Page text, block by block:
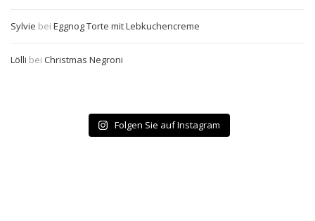
Sylvie bei Eggnog Torte mit Lebkuchencreme
Lölli bei Christmas Negroni
Folgen Sie auf Instagram